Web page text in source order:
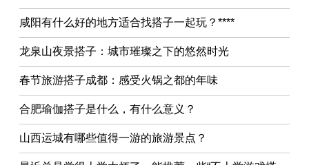
咸阳有什么好的地方适合找搭子一起玩？****
龙泉山夜景搭子：城市璀璨之下的悠然时光
春节旅游搭子成都：感受火锅之都的年味
合肥瑜伽搭子是什么，有什么意义？
山西运城有哪些值得一游的旅游景点？